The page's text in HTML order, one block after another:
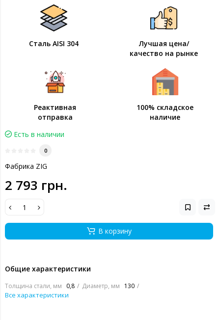
Сталь AISI 304
Лучшая цена/
качество на рынке
Реактивная
отправка
100% складское
наличие
Есть в наличии
0
Фабрика ZIG
2 793 грн.
В корзину
Общие характеристики
Толщина стали, мм 0,8 Диаметр, мм 130
Все характеристики